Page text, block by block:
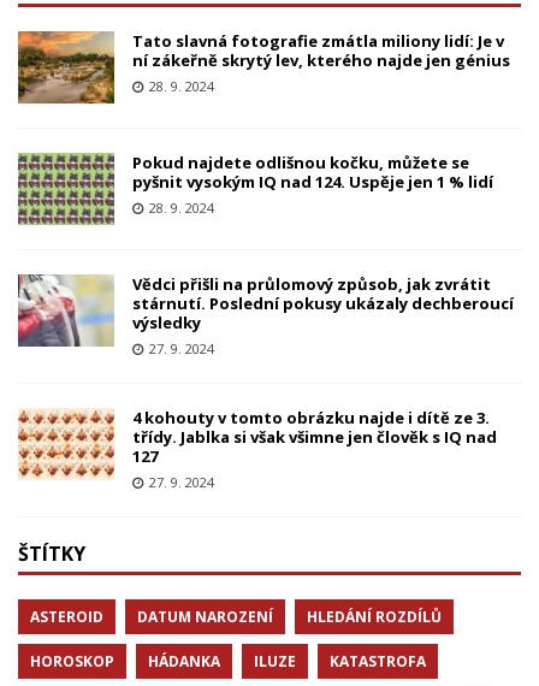
Tato slavná fotografie zmátla miliony lidí: Je v
ní zákeřně skrytý lev, kterého najde jen génius
28. 9. 2024
Pokud najdete odlišnou kočku, můžete se
pyšnit vysokým IQ nad 124. Uspěje jen 1 % lidí
28. 9. 2024
Vědci přišli na průlomový způsob, jak zvrátit
stárnutí. Poslední pokusy ukázaly dechberoucí
výsledky
27. 9. 2024
4 kohouty v tomto obrázku najde i dítě ze 3.
třídy. Jablka si však všimne jen člověk s IQ nad
127
27. 9. 2024
ŠTÍTKY
ASTEROID DATUM NAROZENÍ HLEDÁNÍ ROZDÍLŮ
HOROSKOP HÁDANKA ILUZE KATASTROFA